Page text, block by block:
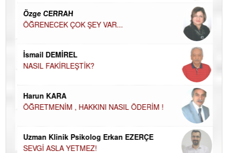
Özge CERRAH
ÖĞRENECEK ÇOK ŞEY VAR...
İsmail DEMİREL
NASIL FAKİRLEŞTİK?
Harun KARA
ÖĞRETMENİM , HAKKINI NASIL ÖDERİM !
Uzman Klinik Psikolog Erkan EZERÇE
SEVGİ ASLA YETMEZ!